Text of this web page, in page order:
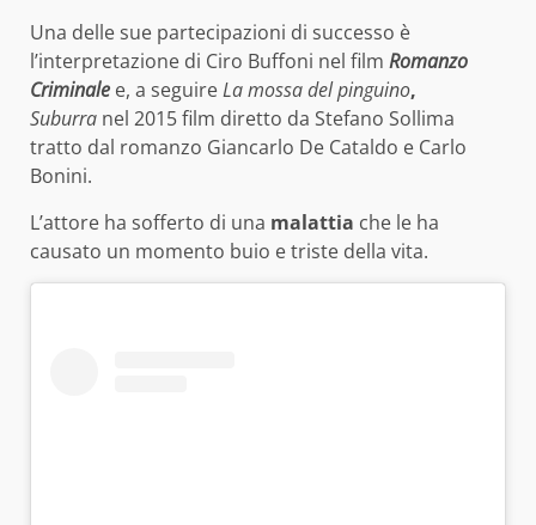
Una delle sue partecipazioni di successo è
l’interpretazione di Ciro Buffoni nel film Romanzo
Criminale e, a seguireLa mossa del pinguino,
Suburra nel 2015 film diretto da Stefano Sollima
tratto dal romanzo Giancarlo De Cataldo e Carlo
Bonini.
L’attore ha sofferto di una malattia che le ha
causato un momento buio e triste della vita.